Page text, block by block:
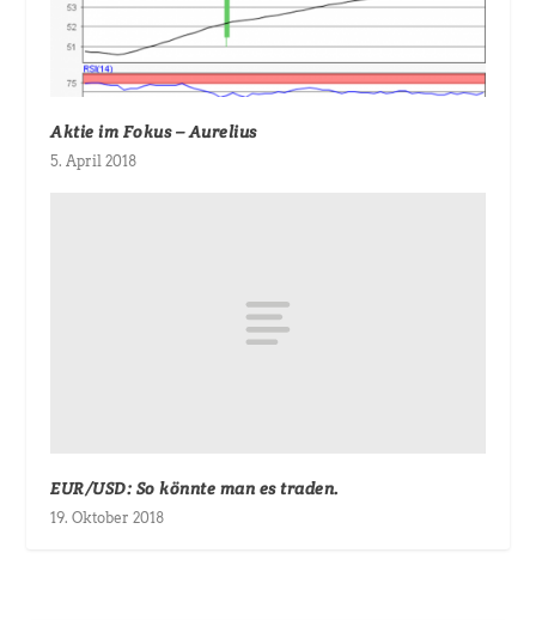
Aktie im Fokus – Aurelius
5. April 2018
EUR/USD: So könnte man es traden.
19. Oktober 2018